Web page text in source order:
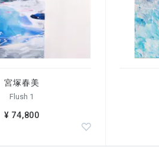
宮塚春美
Flush 1
¥ 74,800